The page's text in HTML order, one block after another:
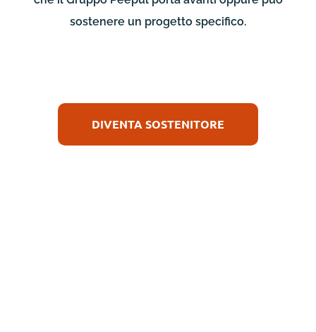
sostenere un progetto specifico.
DIVENTA SOSTENITORE